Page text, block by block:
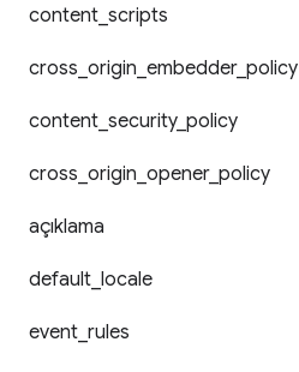
content scripts
cross origin embedder_ policy
content security_ policy
cross origin opener_ policy
açıklama
default locale
event rules